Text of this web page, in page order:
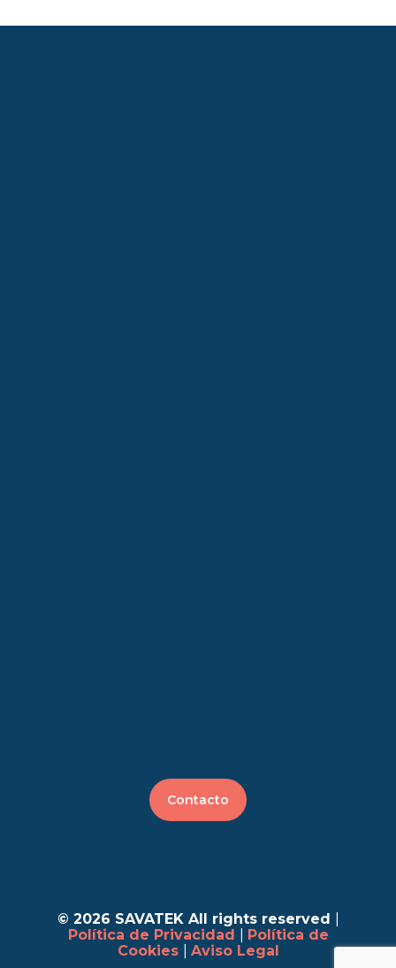
Contacto
© 2026 SAVATEK All rights reserved
Política de Privacidad
Política de
Cookies
Aviso Legal